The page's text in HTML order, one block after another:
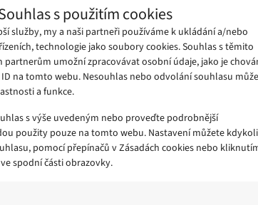
s použitím cookies
služby, my a naši partneři používáme k ukládání a/nebo
technologie jako soubory cookies. Souhlas s těmito
partnerům umožní zpracovávat osobní údaje, jako je
na tomto webu. Nesouhlas nebo odvolání souhlasu může
a funkce.
s výše uvedeným nebo proveďte podrobnější
použity pouze na tomto webu. Nastavení můžete kdykoli
pomocí přepínačů v Zásadách cookies nebo
spodní části obrazovky.
to bude nezbytné pro vyšetřovací účely.
znásilnění pro oběť často traumatizující a
rozmyslí.
povolení poté, co v nedávné době bylo
osvobozeni proto, že jako důkazy proti nim